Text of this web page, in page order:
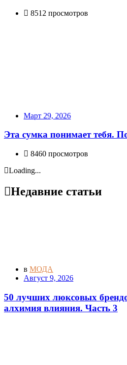
8512 просмотров
Март 29, 2026
Эта сумка понимает тебя.
8460 просмотров
Loading...
Недавние статьи
в МОДА
Август 9, 2026
50 лучших люксовых
алхимия влияния. Часть 3